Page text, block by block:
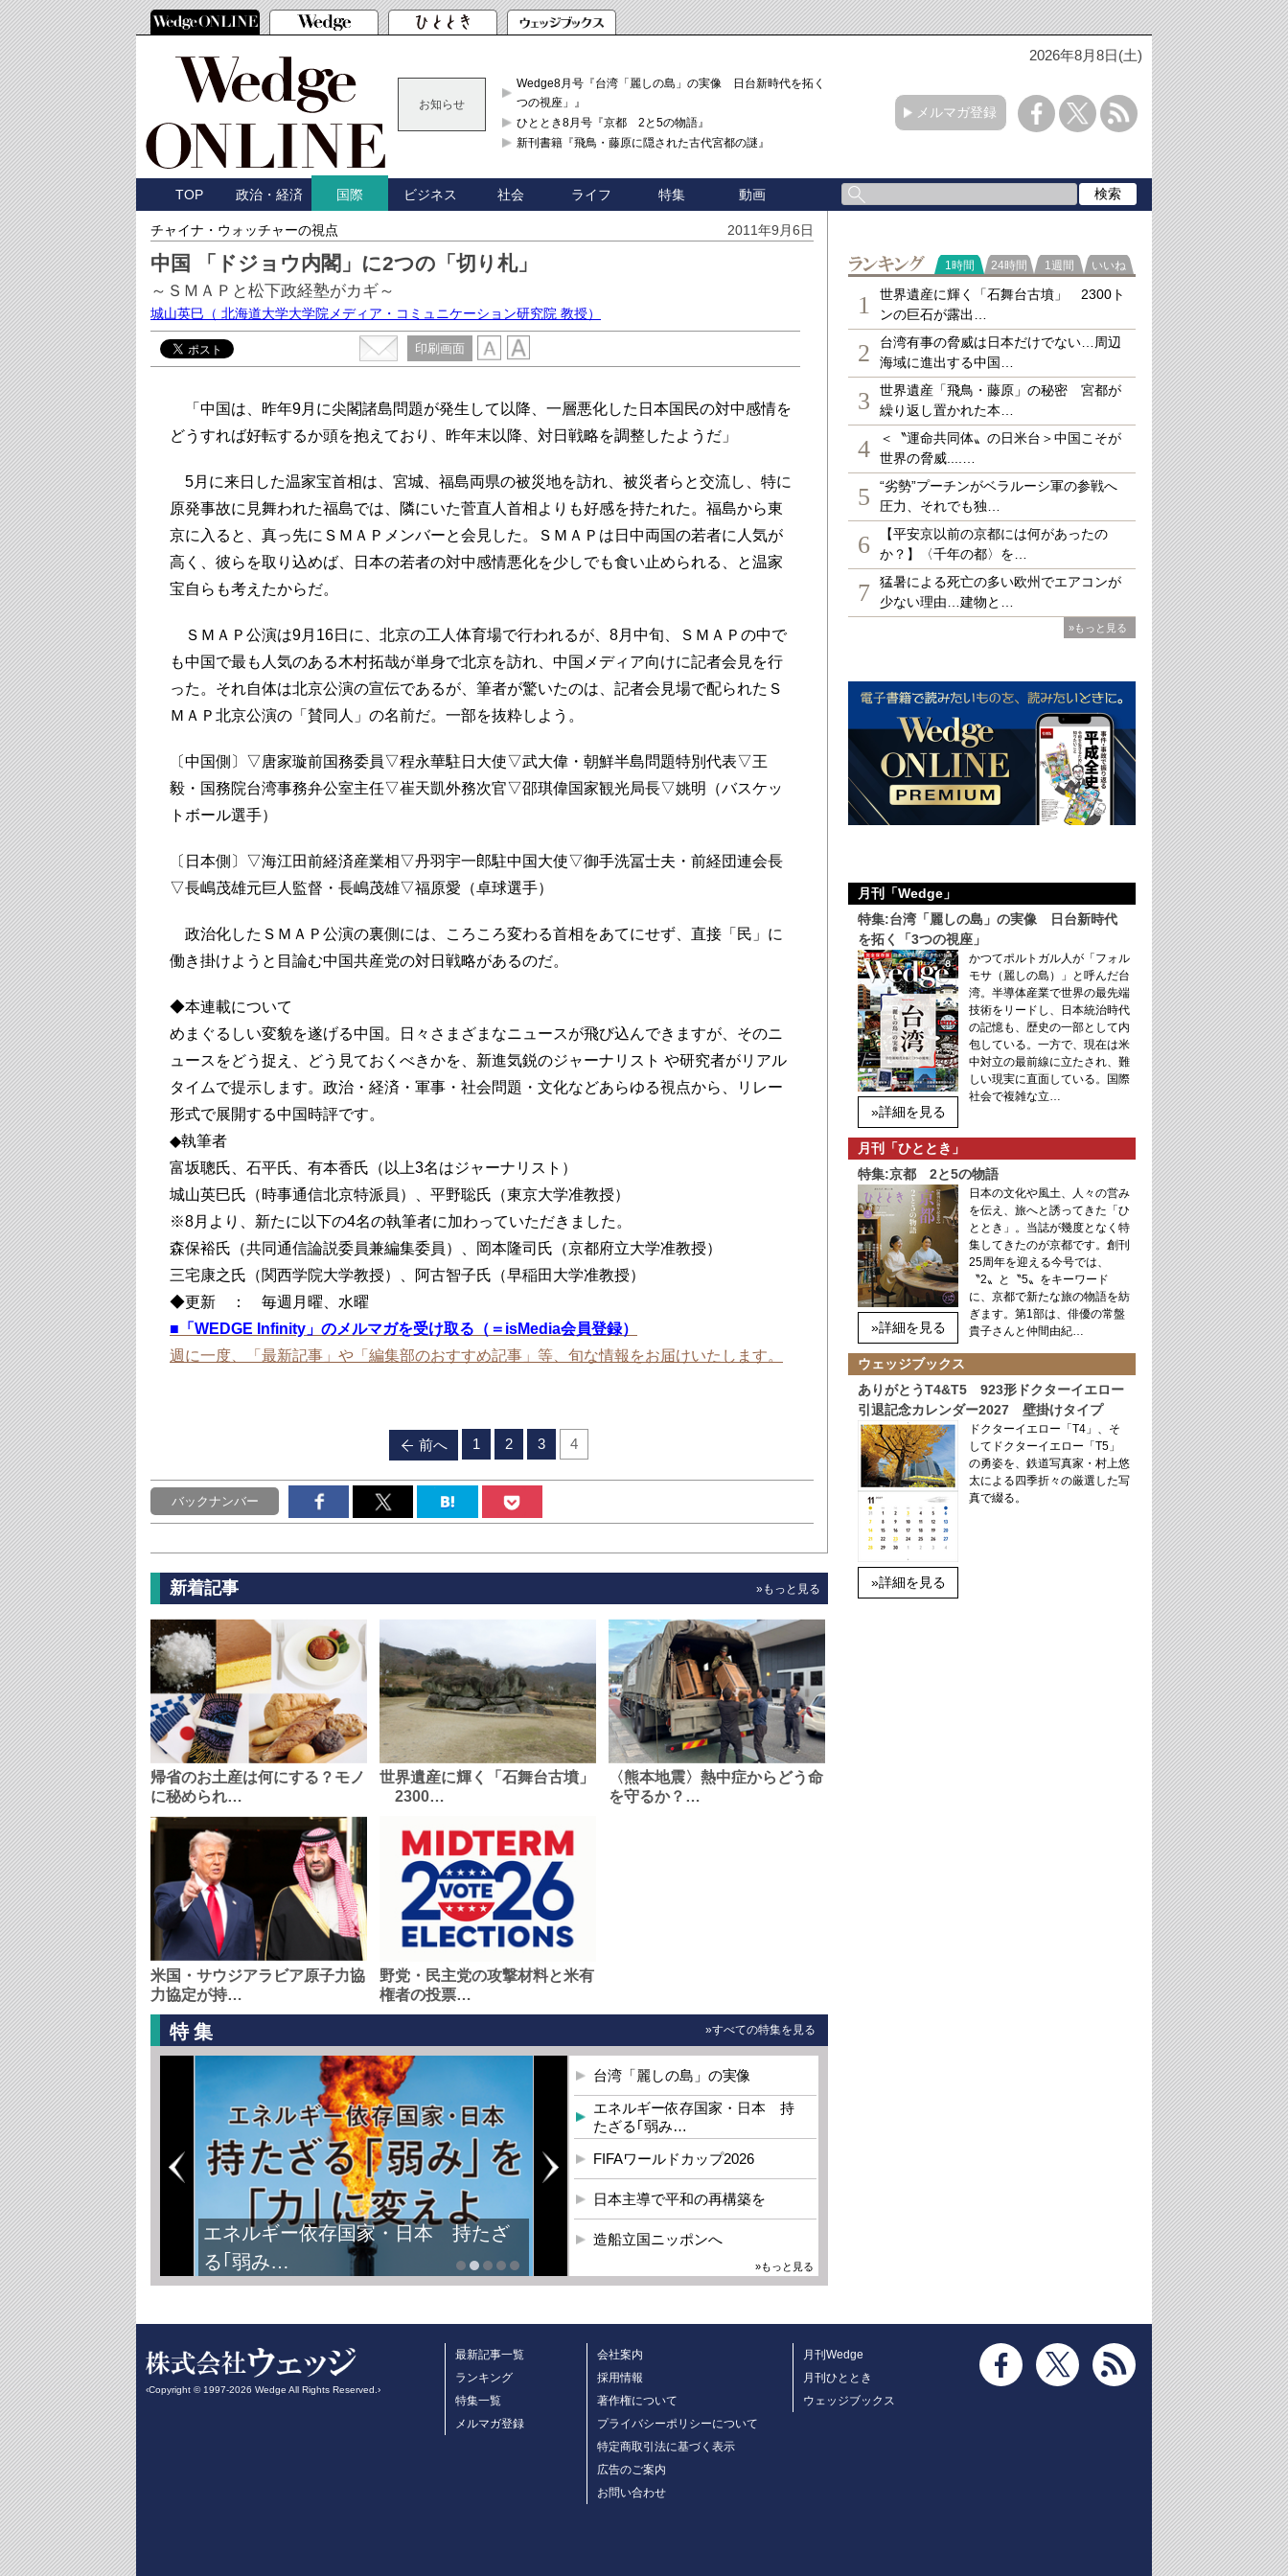
2026年8月8日(土)
お知らせ
Wedge8月号『台湾「麗しの島」の実像 日台新時代を拓く「3
つの視座」』
ひととき8月号『京都 2と5の物語』
新刊書籍『飛鳥・藤原に隠された古代宮都の謎』
メルマガ登録
TOP 政治・経済 国際 ビジネス 社会 ライフ 特集 動画
チャイナ・ウォッチャーの視点 2011年9月6日
中国 「ドジョウ内閣」に2つの「切り札」
～ＳＭＡＰと松下政経塾がカギ～
城山英巳 （ 北海道大学大学院メディア・コミュニケーション研究院 教授）
印刷画面
「中国は、昨年9月に尖閣諸島問題が発生して以降、一層悪化した日本国民の対中感情を
どうすれば好転するか頭を抱えており、昨年末以降、対日戦略を調整したようだ」
5月に来日した温家宝首相は、宮城、福島両県の被災地を訪れ、被災者らと交流し、特に
原発事故に見舞われた福島では、隣にいた菅直人首相よりも好感を持たれた。福島から東
京に入ると、真っ先にＳＭＡＰメンバーと会見した。ＳＭＡＰは日中両国の若者に人気が
高く、彼らを取り込めば、日本の若者の対中感情悪化を少しでも食い止められる、と温家
宝自らも考えたからだ。
ＳＭＡＰ公演は9月16日に、北京の工人体育場で行われるが、8月中旬、ＳＭＡＰの中で
も中国で最も人気のある木村拓哉が単身で北京を訪れ、中国メディア向けに記者会見を行
った。それ自体は北京公演の宣伝であるが、筆者が驚いたのは、記者会見場で配られたＳ
ＭＡＰ北京公演の「賛同人」の名前だ。一部を抜粋しよう。
〔中国側〕▽唐家璇前国務委員▽程永華駐日大使▽武大偉・朝鮮半島問題特別代表▽王
毅・国務院台湾事務弁公室主任▽崔天凱外務次官▽邵琪偉国家観光局長▽姚明（バスケッ
トボール選手）
〔日本側〕▽海江田前経済産業相▽丹羽宇一郎駐中国大使▽御手洗冨士夫・前経団連会長
▽長嶋茂雄元巨人監督・長嶋茂雄▽福原愛（卓球選手）
政治化したＳＭＡＰ公演の裏側には、ころころ変わる首相をあてにせず、直接「民」に
働き掛けようと目論む中国共産党の対日戦略があるのだ。
◆本連載について
めまぐるしい変貌を遂げる中国。日々さまざまなニュースが飛び込んできますが、そのニ
ュースをどう捉え、どう見ておくべきかを、新進気鋭のジャーナリスト や研究者がリアル
タイムで提示します。政治・経済・軍事・社会問題・文化などあらゆる視点から、リレー
形式で展開する中国時評です。
◆執筆者
富坂聰氏、石平氏、有本香氏（以上3名はジャーナリスト）
城山英巳氏（時事通信北京特派員）、平野聡氏（東京大学准教授）
※8月より、新たに以下の4名の執筆者に加わっていただきました。
森保裕氏（共同通信論説委員兼編集委員）、岡本隆司氏（京都府立大学准教授）
三宅康之氏（関西学院大学教授）、阿古智子氏（早稲田大学准教授）
◆更新 ： 毎週月曜、水曜
■ 「WEDGE Infinity」のメルマガを受け取る（＝isMedia会員登録）
週に一度、「最新記事」や「編集部のおすすめ記事」等、旬な情報をお届けいたします。
前へ 1 2 3 4
バックナンバー
新着記事 »もっと見る
帰省のお土産は何にする？モノ
に秘められ…
世界遺産に輝く「石舞台古墳」
2300…
〈熊本地震〉熱中症からどう命
を守るか？…
米国・サウジアラビア原子力協
力協定が持…
野党・民主党の攻撃材料と米有
権者の投票…
特集 »すべての特集を見る
FIFAワールドカップ2026
台湾「麗しの島」の実像
エネルギー依存国家・日本 持
たざる｢弱み…
FIFAワールドカップ2026
日本主導で平和の再構築を
造船立国ニッポンへ
»もっと見る
ランキング
1時間 24時間 1週間 いいね
1
世界遺産に輝く「石舞台古墳」 2300ト
ンの巨石が露出…
2
台湾有事の脅威は日本だけでない…周辺
海域に進出する中国…
3
世界遺産「飛鳥・藤原」の秘密 宮都が
繰り返し置かれた本…
4
＜〝運命共同体〟の日米台＞中国こそが
世界の脅威....…
5
“劣勢”プーチンがベラルーシ軍の参戦へ
圧力、それでも独…
6
【平安京以前の京都には何があったの
か？】〈千年の都〉を…
7
猛暑による死亡の多い欧州でエアコンが
少ない理由…建物と…
»もっと見る
月刊「Wedge」
特集:台湾「麗しの島」の実像 日台新時代
を拓く「3つの視座」
»詳細を見る
かつてポルトガル人が「フォル
モサ（麗しの島）」と呼んだ台
湾。半導体産業で世界の最先端
技術をリードし、日本統治時代
の記憶も、歴史の一部として内
包している。一方で、現在は米
中対立の最前線に立たされ、難
しい現実に直面している。国際
社会で複雑な立…
月刊「ひととき」
特集:京都 2と5の物語
»詳細を見る
日本の文化や風土、人々の営み
を伝え、旅へと誘ってきた「ひ
ととき」。当誌が幾度となく特
集してきたのが京都です。創刊
25周年を迎える今号では、
〝2〟と〝5〟をキーワード
に、京都で新たな旅の物語を紡
ぎます。第1部は、俳優の常盤
貴子さんと仲間由紀…
ウェッジブックス
ありがとうT4&T5 923形ドクターイエロー
引退記念カレンダー2027 壁掛けタイプ
»詳細を見る
ドクターイエロー「T4」、そ
してドクターイエロー「T5」
の勇姿を、鉄道写真家・村上悠
太による四季折々の厳選した写
真で綴る。
‹Copyright © 1997-2026 Wedge All Rights Reserved.›
最新記事一覧
ランキング
特集一覧
メルマガ登録
会社案内
採用情報
著作権について
プライバシーポリシーについて
特定商取引法に基づく表示
広告のご案内
お問い合わせ
月刊Wedge
月刊ひととき
ウェッジブックス